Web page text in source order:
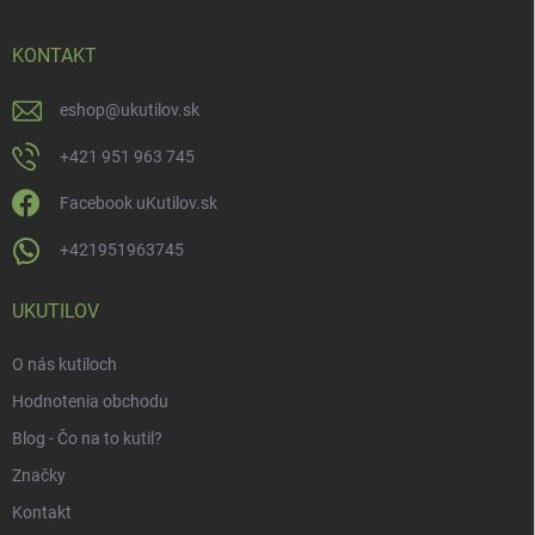
KONTAKT
eshop@ukutilov.sk
+421 951 963 745
Facebook uKutilov.sk
+421951963745
UKUTILOV
O nás kutiloch
Hodnotenia obchodu
Blog - Čo na to kutil?
Značky
Kontakt